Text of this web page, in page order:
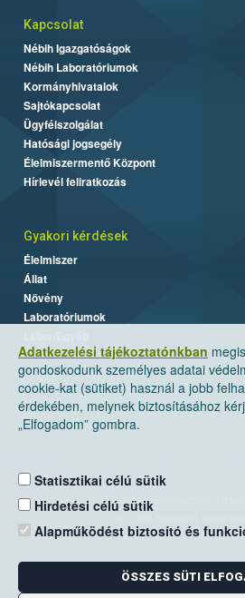
Adatkezelési tájékoztatónkban
gondoskodunk személyes adatai
cookie-kat (sütiket) használ a jobb
érdekében, melynek biztosításához
„Elfogadom” gombra.
Statisztikai célú sütik
Hirdetési célú sütik
Alapműködést biztosító és
ÖSSZES SÜTI
Kapcsolat
Nébih Igazgatóságok
Nébih Laboratóriumok
Kormányhivatalok
Sajtókapcsolat
Ügyfélszolgálat
Hatósági jogsegély
Élelmiszermentő Központ
Hírlevél feliratkozás
Gyakori kérdések
Élelmiszer
Állat
Növény
Laboratóriumok
Nemzeti Élelmiszerlánc-
Levelezési cím: 1525
E-mail: